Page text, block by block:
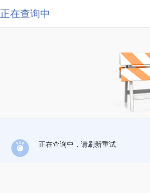
正在查询中
正在查询中，请刷新重试